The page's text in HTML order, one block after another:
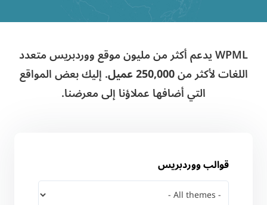
WPML يدعم أكثر من مليون موقع ووردبريس متعدد
اللغات لأكثر من250,000 عميل
. إليك بعض المواقع
التي أضافها عملاؤنا إلى معرضنا.
قوالب ووردبريس